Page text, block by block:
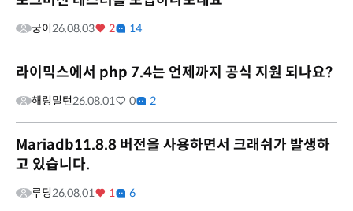
궁이26.08.03 2 14
라이믹스에서 php 7.4는 언제까지 공식 지원 되나요?
해링밀턴26.08.01 0 2
Mariadb11.8.8 버전을 사용하면서 크래쉬가 발생하
고 있습니다.
루딩26.08.01 1 6